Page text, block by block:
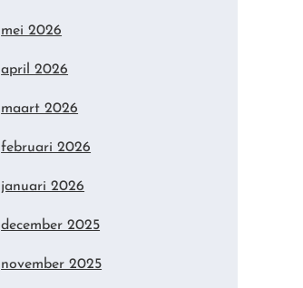
mei 2026
april 2026
maart 2026
februari 2026
januari 2026
december 2025
november 2025